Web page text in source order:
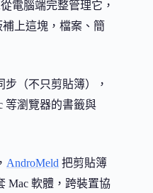
電腦端完整管理它，
上這塊，檔案、簡
（不只剪貼簿），
等瀏覽器的書籤與
AndroMeld 把剪貼簿
Mac 軟體，跨裝置協